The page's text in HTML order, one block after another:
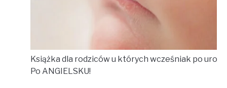
Książka dla rodziców u których wcześniak po
Po ANGIELSKU!